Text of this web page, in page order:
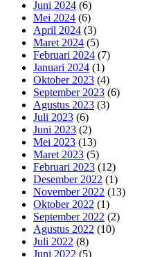
Juni 2024 (6)
Mei 2024 (6)
April 2024 (3)
Maret 2024 (5)
Februari 2024 (7)
Januari 2024 (1)
Oktober 2023 (4)
September 2023 (6)
Agustus 2023 (3)
Juli 2023 (6)
Juni 2023 (2)
Mei 2023 (13)
Maret 2023 (5)
Februari 2023 (12)
Desember 2022 (1)
November 2022 (13)
Oktober 2022 (1)
September 2022 (2)
Agustus 2022 (10)
Juli 2022 (8)
Juni 2022 (5)